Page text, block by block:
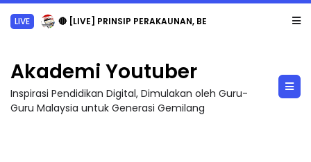
LIVE 🔴 [LIVE] PRINSIP PERAKAUNAN, BEDAH TUNTAS SOALAN 1 TRIAL OLEH CIKGU ...
Akademi Youtuber
Inspirasi Pendidikan Digital, Dimulakan oleh Guru-
Guru Malaysia untuk Generasi Gemilang